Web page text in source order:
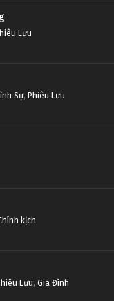
Lưu
Sự, Phiêu Lưu
kịch
Lưu, Gia Đình